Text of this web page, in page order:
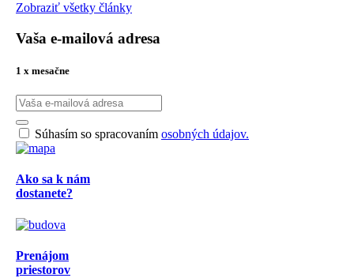
Zobraziť všetky články
Vaša e-mailová adresa
1 x mesačne
Súhasím so spracovaním osobných údajov.
Ako sa k nám
dostanete?
Prenájom
priestorov